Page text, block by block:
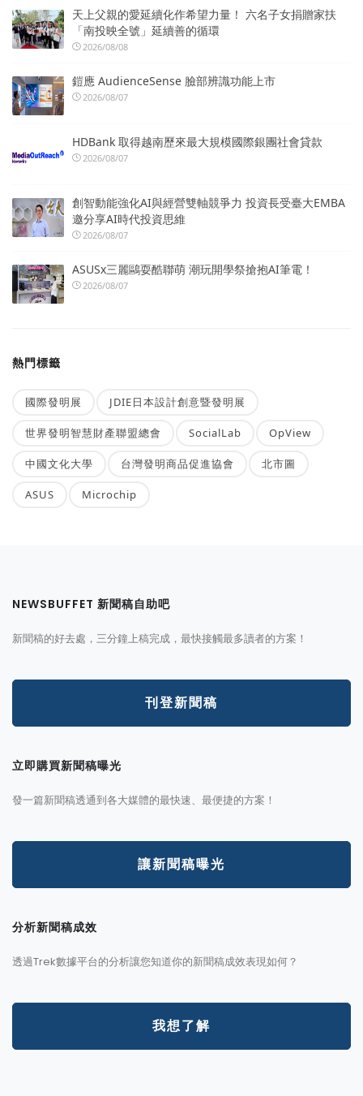
天上父親的愛延續化作希望力量！ 六名子女捐贈家扶
「南投映全號」延續善的循環
2026/08/08
鎧應 AudienceSense 臉部辨識功能上市
2026/08/07
HDBank 取得越南歷來最大規模國際銀團社會貸款
2026/08/07
創智動能強化AI與經營雙軸競爭力 投資長受臺大EMBA
邀分享AI時代投資思維
2026/08/07
ASUSx三麗鷗耍酷聯萌 潮玩開學祭搶抱AI筆電！
2026/08/07
熱門標籤
國際發明展 JDIE日本設計創意暨發明展
世界發明智慧財產聯盟總會 SocialLab OpView
中國文化大學 台灣發明商品促進協會 北市圖
ASUS Microchip
NEWSBUFFET 新聞稿自助吧
新聞稿的好去處，三分鐘上稿完成，最快接觸最多讀者的方案！
刊登新聞稿
立即購買新聞稿曝光
發一篇新聞稿透通到各大媒體的最快速、最便捷的方案！
讓新聞稿曝光
分析新聞稿成效
透過Trek數據平台的分析讓您知道你的新聞稿成效表現如何？
我想了解